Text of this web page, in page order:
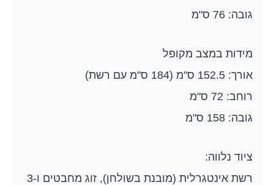
גובה: 76 ס"מ
מידות במצב מקופל
אורך: 152.5 ס"מ (184 ס"מ עם רשת)
רוחב: 72 ס"מ
גובה: 158 ס"מ
ציוד נלווה:
רשת אינטגרלית (מובנת בשולחן), זוג מחבטים ו-3